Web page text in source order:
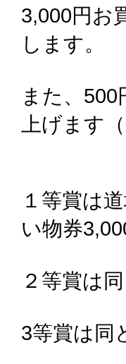
3,000円お
します。
また、
上げます
１等賞は
い物券
２等賞は
3等賞は同